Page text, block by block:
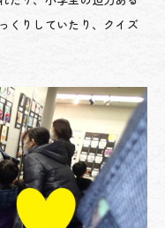
くりしていたり、クイズ